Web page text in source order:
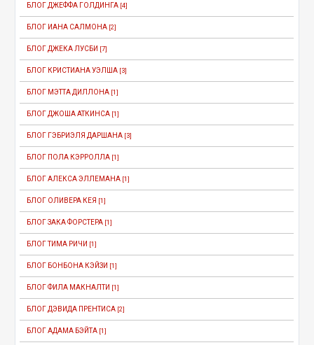
БЛОГ ДЖЕФФА ГОЛДИНГА [4]
БЛОГ ИАНА САЛМОНА [2]
БЛОГ ДЖЕКА ЛУСБИ [7]
БЛОГ КРИСТИАНА УЭЛША [3]
БЛОГ МЭТТА ДИЛЛОНА [1]
БЛОГ ДЖОША АТКИНСА [1]
БЛОГ ГЭБРИЭЛЯ ДАРШАНА [3]
БЛОГ ПОЛА КЭРРОЛЛА [1]
БЛОГ АЛЕКСА ЭЛЛЕМАНА [1]
БЛОГ ОЛИВЕРА КЕЯ [1]
БЛОГ ЗАКА ФОРСТЕРА [1]
БЛОГ ТИМА РИЧИ [1]
БЛОГ БОНБОНА КЭЙЗИ [1]
БЛОГ ФИЛА МАКНАЛТИ [1]
БЛОГ ДЭВИДА ПРЕНТИСА [2]
БЛОГ АДАМА БЭЙТА [1]